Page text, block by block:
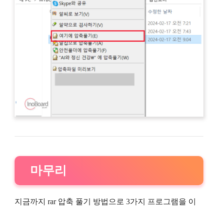
마무리
지금까지 rar 압축 풀기 방법으로 3가지 프로그램을 이